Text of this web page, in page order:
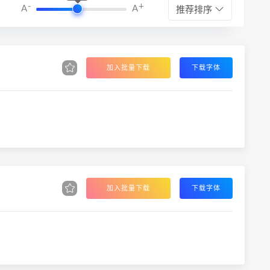
A- A+ 推荐排序
加入批量下载 下载字体
加入批量下载 下载字体